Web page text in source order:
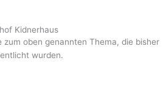
Kidnerhaus
zum oben genannten Thema, die bisher
wurden.